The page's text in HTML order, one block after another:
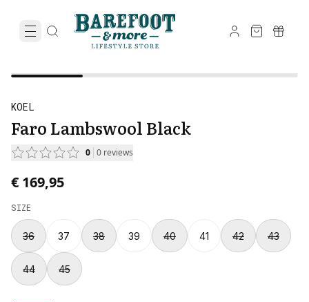
KOEL
Faro Lambswool Black
0 0 reviews
€ 169,95
SIZE
36 37 38 39 40 41 42 43
44 45